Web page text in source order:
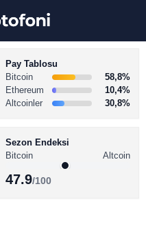
Pay Tablosu
Bitcoin
58,8%
Ethereum
10,4%
Altcoinler
30,8%
Sezon Endeksi
Bitcoin
Altcoin
47.9/100